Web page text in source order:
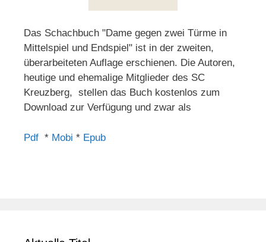
Das Schachbuch "Dame gegen zwei Türme in
Mittelspiel und Endspiel" ist in der zweiten,
überarbeiteten Auflage erschienen. Die Autoren,
heutige und ehemalige Mitglieder des SC
Kreuzberg, stellen das Buch kostenlos zum
Download zur Verfügung und zwar als
Pdf * Mobi * Epub